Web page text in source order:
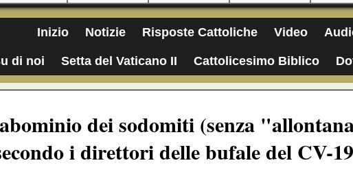
Inizio Notizie Risposte Cattoliche Video
di noi Setta del Vaticano II Cattolicesimo Biblico
dei sodomiti (senza
i direttori delle bufale del CV-19